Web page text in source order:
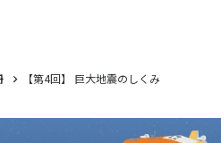
【第4回】 巨大地震のしくみ